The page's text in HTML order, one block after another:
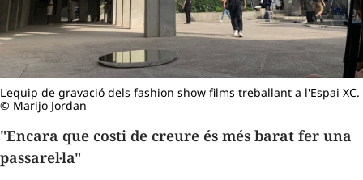
L'equip de gravació dels fashion show films treballant a l'Espai XC.
© Marijo Jordan
"Encara que costi de creure és més barat fer una
passarel·la"